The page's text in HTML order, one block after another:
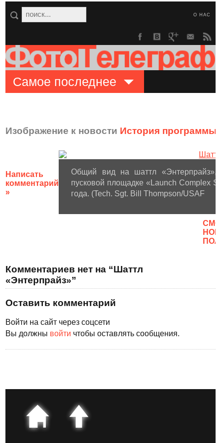
О НАС
Самое последнее
Изображение к новости История программы
Написать
комментарий
»
Общий вид на шаттл «Энтерпрайз»,
пусковой площадке «Launch Complex
года. (Tech. Sgt. Bill Thompson/USAF
Комментариев нет на “Шаттл
«Энтерпрайз»”
Оставить комментарий
Войти на сайт через соцсети
Вы должны войти чтобы оставлять сообщения.